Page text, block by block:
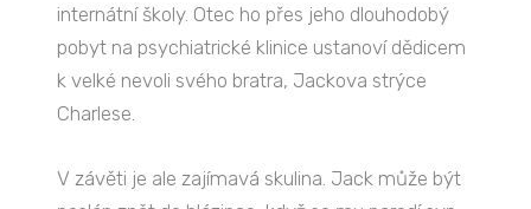
internátní školy. Otec ho přes jeho dlouhodobý
pobyt na psychiatrické klinice ustanoví dědicem
k velké nevoli svého bratra, Jackova strýce
Charlese.
V závěti je ale zajímavá skulina. Jack může být